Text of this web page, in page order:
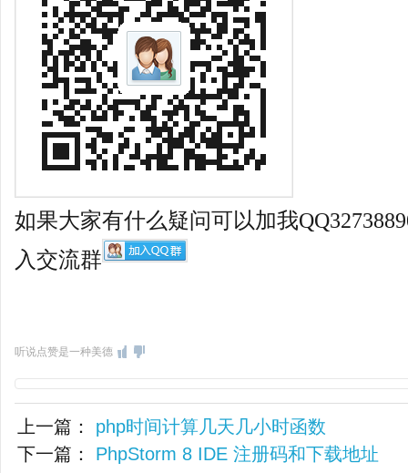
如果大家有什么疑问可以加我
入交流群
听说点赞是一种美德
上一篇： php时间计算几天几小时函数
下一篇： PhpStorm 8 IDE 注册码和下载地址